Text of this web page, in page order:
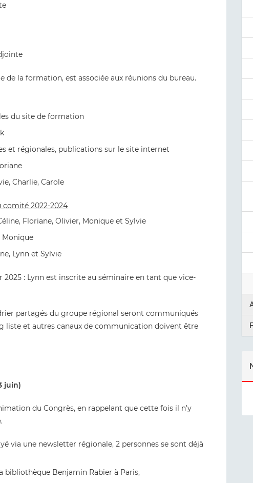
de la formation, est associée aux réunions du bureau.
du site de formation
et régionales, publications sur le site internet
Charlie, Carole
comité 2022-2024
Floriane, Olivier, Monique et Sylvie
Monique
Lynn et Sylvie
: Lynn est inscrite au séminaire en tant que vice-
partagés du groupe régional seront communiqués
liste et autres canaux de communication doivent être
juin)
du Congrès, en rappelant que cette fois il n’y
via une newsletter régionale, 2 personnes se sont déjà
bibliothèque Benjamin Rabier à Paris,